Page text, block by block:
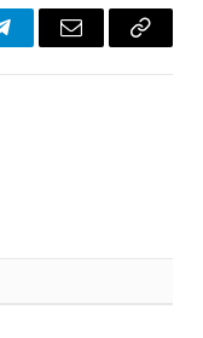
TelegramEmail
Copy